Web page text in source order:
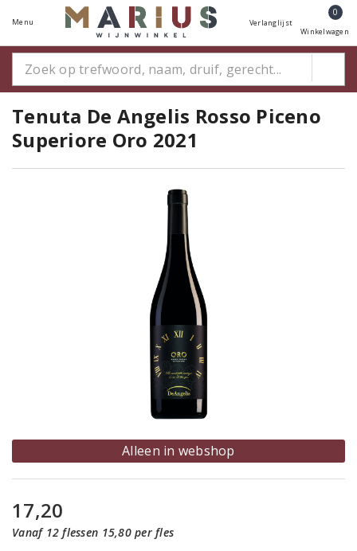
Menu Verlanglijst
0
Winkelwagen
Tenuta De Angelis Rosso Piceno
Superiore Oro 2021
Alleen in webshop
17,20
Vanaf 12 flessen 15,80 per fles